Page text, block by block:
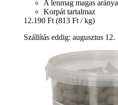
A lenmag magas aránya
Korpát tartalmaz
12.190 Ft (813 Ft / kg)
Szállítás eddig: augusztus 12.